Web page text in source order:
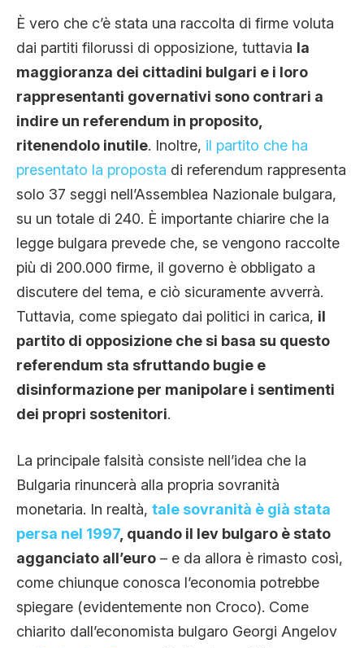
È vero che c’è stata una raccolta di firme voluta
dai partiti filorussi di opposizione, tuttavia la
maggioranza dei cittadini bulgari e i loro
rappresentanti governativi sono contrari a
indire un referendum in proposito,
ritenendolo inutile. Inoltre, il partito che ha
presentato la proposta di referendum rappresenta
solo 37 seggi nell’Assemblea Nazionale bulgara,
su un totale di 240. È importante chiarire che la
legge bulgara prevede che, se vengono raccolte
più di 200.000 firme, il governo è obbligato a
discutere del tema, e ciò sicuramente avverrà.
Tuttavia, come spiegato dai politici in carica, il
partito di opposizione che si basa su questo
referendum sta sfruttando bugie e
disinformazione per manipolare i sentimenti
dei propri sostenitori.
La principale falsità consiste nell’idea che la
Bulgaria rinuncerà alla propria sovranità
monetaria. In realtà, tale sovranità è già stata
persa nel 1997, quando il lev bulgaro è stato
agganciato all’euro – e da allora è rimasto così,
come chiunque conosca l’economia potrebbe
spiegare (evidentemente non Croco). Come
chiarito dall’economista bulgaro Georgi Angelov